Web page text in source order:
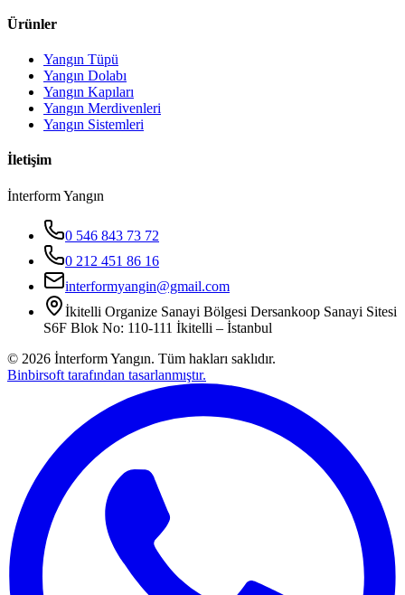
Ürünler
Yangın Tüpü
Yangın Dolabı
Yangın Kapıları
Yangın Merdivenleri
Yangın Sistemleri
İletişim
İnterform Yangın
0 546 843 73 72
0 212 451 86 16
interformyangin@gmail.com
İkitelli Organize Sanayi Bölgesi Dersankoop Sanayi Sitesi
S6F Blok No: 110-111 İkitelli – İstanbul
© 2026 İnterform Yangın. Tüm hakları saklıdır.
Binbirsoft tarafından tasarlanmıştır.